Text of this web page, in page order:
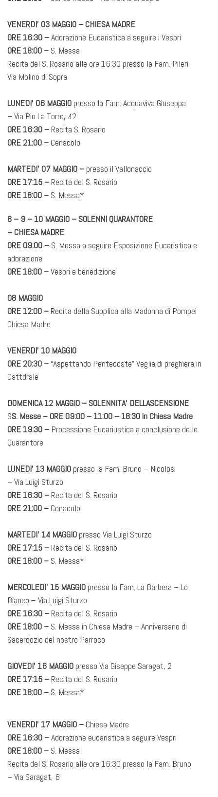
VENERDI’ 03 MAGGIO – CHIESA MADRE
ORE 16:30 –Adorazione Eucaristica a seguire i Vespri
ORE 18:00 – S. Messa
Recita del S. Rosario alle ore 16:30 presso la Fam. Pileri
Via Molino di Sopra
LUNEDI’ 06 MAGGIOpresso la Fam. Acquaviva Giuseppa
– Via Pio La Torre, 42
ORE 16:30 –Recita S. Rosario
ORE 21:00 –Cenacolo
MARTEDI’ 07 MAGGIO –presso il Vallonaccio
ORE 17:15 –Recita del S. Rosario
ORE 18:00 – S. Messa*
8 – 9 – 10 MAGGIO – SOLENNI QUARANTORE
– CHIESA MADRE
ORE 09:00 – S. Messa a seguire Esposizione Eucaristica e
adorazione
ORE 18:00 –Vespri e benedizione
08 MAGGIO
ORE 12:00 –Recita della Supplica alla Madonna di Pompei
Chiesa Madre
VENERDI’ 10 MAGGIO
ORE 20:30 –“Aspettando Pentecoste” Veglia di preghiera in
Cattdrale
DOMENICA 12 MAGGIO – SOLENNITA’ DELLASCENSIONE
SS. Messe – ORE 09:00 – 11:00 – 18:30 in Chiesa Madre
ORE 19:30 – Processione Eucariustica a conclusione delle
Quarantore
LUNEDI’ 13 MAGGIOpresso la Fam. Bruno – Nicolosi
– Via Luigi Sturzo
ORE 16:30 –Recita del S. Rosario
ORE 21:00 –Cenacolo
MARTEDI’ 14 MAGGIOpresso Via Luigi Sturzo
ORE 17:15 –Recita del S. Rosario
ORE 18:00 – S. Messa*
MERCOLEDI’ 15 MAGGIOpresso la Fam. La Barbera – Lo
Bianco – Via Luigi Sturzo
ORE 16:30 –Recita del S. Rosario
ORE 18:00 – S. Messa in Chiesa Madre – Anniversario di
Sacerdozio del nostro Parroco
GIOVEDI’ 16 MAGGIOpresso Via Giseppe Saragat, 2
ORE 17:15 –Recita del S. Rosario
ORE 18:00 – S. Messa*
VENERDI’ 17 MAGGIO –Chiesa Madre
ORE 16:30 –Adorazione eucaristica a seguire Vespri
ORE 18:00 – S. Messa
Recita del S. Rosario alle ore 16:30 presso la Fam. Bruno
– Via Saragat, 6